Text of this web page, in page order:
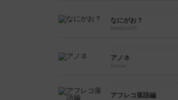
なにがお？
NANIGAO?
アノネ
Anone
アフレコ落語編